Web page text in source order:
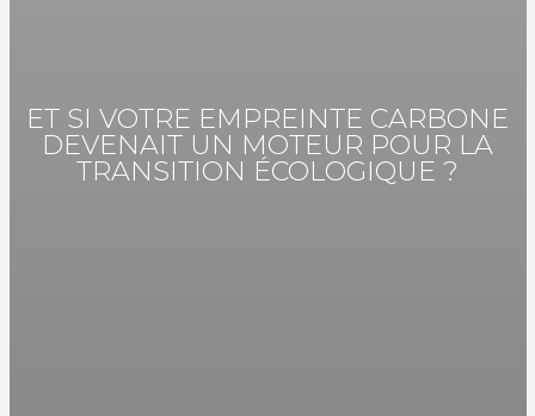
ET SI VOTRE EMPREINTE CARBONE
DEVENAIT UN MOTEUR POUR LA
TRANSITION ÉCOLOGIQUE ?